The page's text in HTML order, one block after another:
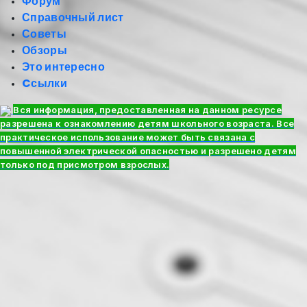
Справочный лист
Советы
Обзоры
Это интересно
Cсылки
Вся информация, предоставленная на данном ресурсе
разрешена к ознакомлению детям школьного возраста. Все
практическое использование может быть связана с
повышенной электрической опасностью и разрешено детям
только под присмотром взрослых.